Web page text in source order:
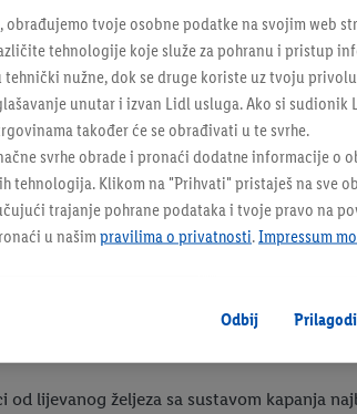
lijevanog željeza sa sustavom kapanja
, obrađujemo tvoje osobne podatke na svojim web
tehnologije koje služe za pohranu i pristup
nužne, dok se druge koriste uz tvoju
unutar i izvan Lidl usluga. Ako si sudionik
također će se obrađivati u te svrhe.
svrhe obrade i pronaći dodatne informacije o
tehnologija. Klikom na "Prihvati" pristaješ na sve
trajanje pohrane podataka i tvoje pravo na
u našim pravilima o privatnosti.Impressum
Odbij Prilagodi